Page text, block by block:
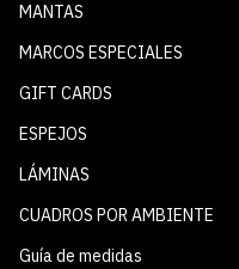
MANTAS
MARCOS ESPECIALES
GIFT CARDS
ESPEJOS
LÁMINAS
CUADROS POR AMBIENTE
Guía de medidas